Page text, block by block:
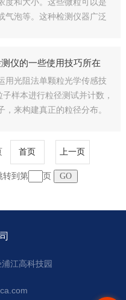
气泡等。这种检测仪器广泛
样品中的微粒，并通过数
仪的一些使用技巧所在
用光阻法单颗粒光学传感技
样本进行粒径测试并计数，
，来构建真正的粒径分布。
形成了鲜明对比，SPOS技术
同时收集颗粒...
首页 上一页
转到第 页
江高科技园